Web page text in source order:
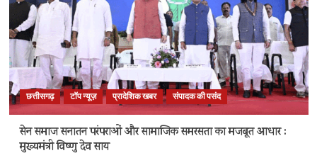
छत्तीसगढ़ टॉप न्यूज़ प्रादेशिक खबर संपादक की पसंद
सेन समाज सनातन परंपराओं और सामाजिक समरसता का मजबूत आधार :
मुख्यमंत्री विष्णु देव साय